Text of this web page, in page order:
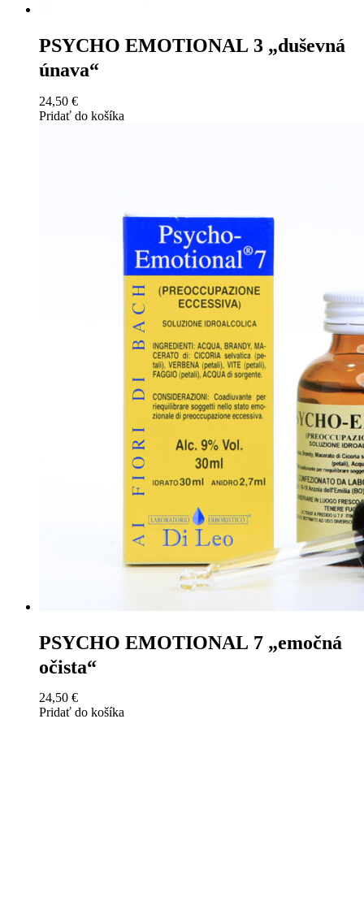
PSYCHO EMOTIONAL 3 „duševná
únava“
24,50 €
Pridať do košíka
PSYCHO EMOTIONAL 7 „emočná
očista“
24,50 €
Pridať do košíka